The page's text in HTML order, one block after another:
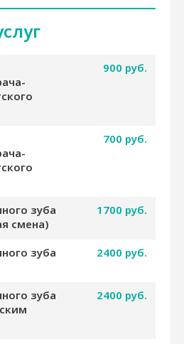
900 руб.
700 руб.
зуба
смена)
1700 руб.
зуба
2400 руб.
зуба
2400 руб.